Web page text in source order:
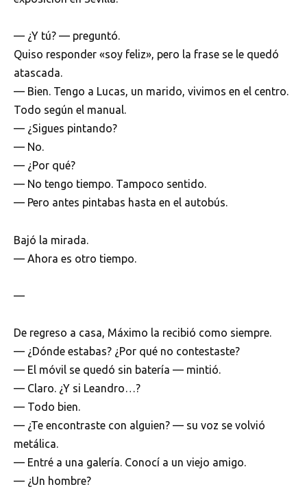
— ¿Y tú? — preguntó.
Quiso responder «soy feliz», pero la frase se le quedó
atascada.
— Bien. Tengo a Lucas, un marido, vivimos en el centro.
Todo según el manual.
— ¿Sigues pintando?
— No.
— ¿Por qué?
— No tengo tiempo. Tampoco sentido.
— Pero antes pintabas hasta en el autobús.
Bajó la mirada.
— Ahora es otro tiempo.
—
De regreso a casa, Máximo la recibió como siempre.
— ¿Dónde estabas? ¿Por qué no contestaste?
— El móvil se quedó sin batería — mintió.
— Claro. ¿Y si Leandro…?
— Todo bien.
— ¿Te encontraste con alguien? — su voz se volvió
metálica.
— Entré a una galería. Conocí a un viejo amigo.
— ¿Un hombre?